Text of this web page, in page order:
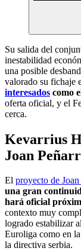
Su salida del
inestabilidad
una posible
valorado su fichaje
interesados como
oferta oficial, y el
cerca.
Kevarrius
Joan
El proyecto de
una gran
hará oficial
contexto muy
logrado estabilizar
Euroliga como en
la directiva serbia.